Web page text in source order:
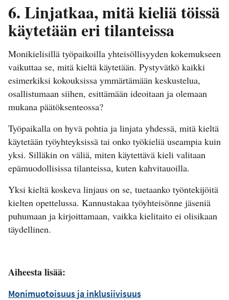
6. Linjatkaa, mitä kieliä töissä
käytetään eri tilanteissa
Monikielisillä työpaikoilla yhteisöllisyyden kokemukseen
vaikuttaa se, mitä kieltä käytetään. Pystyvätkö kaikki
esimerkiksi kokouksissa ymmärtämään keskustelua,
osallistumaan siihen, esittämään ideoitaan ja olemaan
mukana päätöksenteossa?
Työpaikalla on hyvä pohtia ja linjata yhdessä, mitä kieltä
käytetään työyhteyksissä tai onko työkieliä useampia kuin
yksi. Silläkin on väliä, miten käytettävä kieli valitaan
epämuodollisissa tilanteissa, kuten kahvitauoilla.
Yksi kieltä koskeva linjaus on se, tuetaanko työntekijöitä
kielten opettelussa. Kannustakaa työyhteisönne jäseniä
puhumaan ja kirjoittamaan, vaikka kielitaito ei olisikaan
täydellinen.
Aiheesta lisää:
Monimuotoisuus ja inklusiivisuus